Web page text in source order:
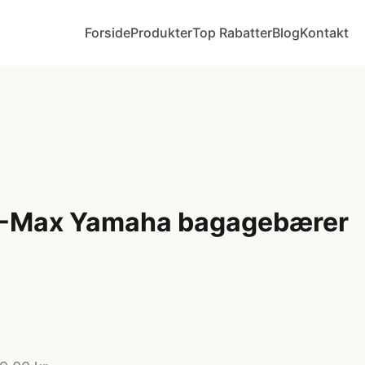
ForsideProdukterTop RabatterBlogKontakt
Max Yamaha bagagebærer